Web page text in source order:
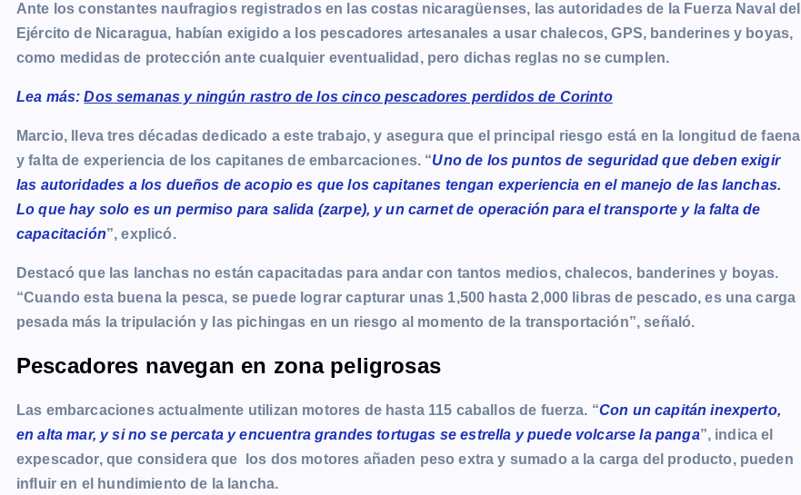
Ante los constantes naufragios registrados en las costas nicaragüenses, las autoridades de la Fuerza Naval del
Ejército de Nicaragua, habían exigido a los pescadores artesanales a usar chalecos, GPS, banderines y boyas,
como medidas de protección ante cualquier eventualidad, pero dichas reglas no se cumplen.
Lea más:Dos semanas y ningún rastro de los cinco pescadores perdidos de Corinto
Marcio, lleva tres décadas dedicado a este trabajo, y asegura que el principal riesgo está en la longitud de faena
y falta de experiencia de los capitanes de embarcaciones. “Uno de los puntos de seguridad que deben exigir
las autoridades a los dueños de acopio es que los capitanes tengan experiencia en el manejo de las lanchas.
Lo que hay solo es un permiso para salida (zarpe), y un carnet de operación para el transporte y la falta de
capacitación”, explicó.
Destacó que las lanchas no están capacitadas para andar con tantos medios, chalecos, banderines y boyas.
“Cuando esta buena la pesca, se puede lograr capturar unas 1,500 hasta 2,000 libras de pescado, es una carga
pesada más la tripulación y las pichingas en un riesgo al momento de la transportación”, señaló.
Pescadores navegan en zona peligrosas
Las embarcaciones actualmente utilizan motores de hasta 115 caballos de fuerza. “Con un capitán inexperto,
en alta mar, y si no se percata y encuentra grandes tortugas se estrella y puede volcarse la panga”, indica el
expescador, que considera que los dos motores añaden peso extra y sumado a la carga del producto, pueden
influir en el hundimiento de la lancha.